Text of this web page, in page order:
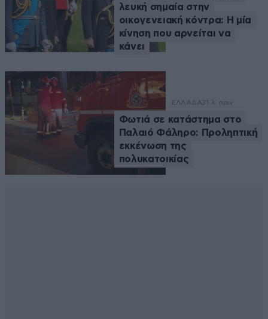
λευκή σημαία στην
οικογενειακή κόντρα: Η μία
κίνηση που αρνείται να
κάνει
ΕΛΛΑΔΑ31 λ. πριν
Φωτιά σε κατάστημα στο
Παλαιό Φάληρο: Προληπτική
εκκένωση της
πολυκατοικίας